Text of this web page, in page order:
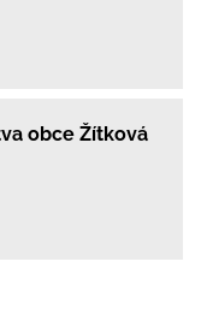
obce Žítková